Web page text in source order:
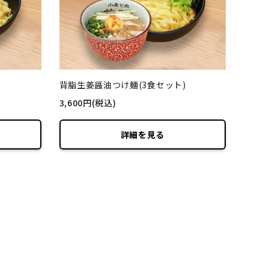
背脂生姜醤油つけ麺(3食セット)
3,600円(税込)
詳細を見る